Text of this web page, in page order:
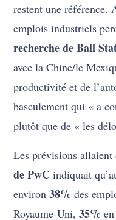
restent une référence.
emplois industriels
recherche de Ball
avec la Chine/le
productivité et de
basculement qui « a
plutôt que de « les
Les prévisions
de PwC indiquait
environ38% des
Royaume-Uni,35%